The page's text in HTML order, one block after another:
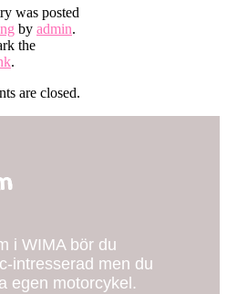
was posted
by admin.
the
.
are closed.
i WIMA bör du
intresserad men du
egen motorcykel.